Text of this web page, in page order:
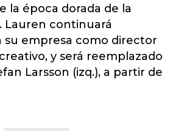
la época dorada de la
Lauren continuará
su empresa como director
y será reemplazado
Larsson (izq.), a partir de